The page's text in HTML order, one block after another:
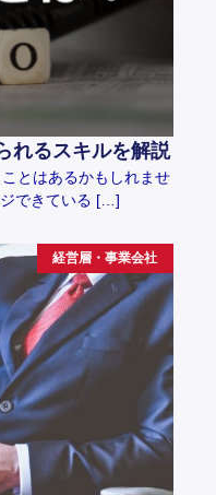
れるスキルを解説
とはあるかもしれませ
できている […]
経営層・事業会社